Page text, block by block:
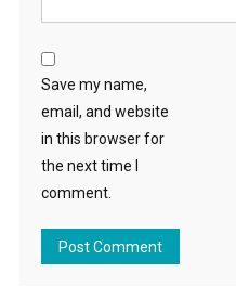
Save my name,
email, and website
in this browser for
the next time I
comment.